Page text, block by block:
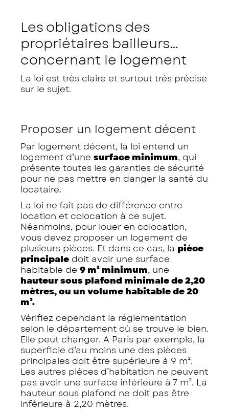
Les obligations des
propriétaires bailleurs…
concernant le logement
La loi est très claire et surtout très précise
sur le sujet.
Proposer un logement décent
Par logement décent, la loi entend un
logement d’une surface minimum, qui
présente toutes les garanties de sécurité
pour ne pas mettre en danger la santé du
locataire.
La loi ne fait pas de différence entre
location et colocation à ce sujet.
Néanmoins, pour louer en colocation,
vous devez proposer un logement de
plusieurs pièces. Et dans ce cas, la pièce
principale doit avoir une surface
habitable de 9 m² minimum, une
hauteur sous plafond minimale de 2,20
mètres, ou un volume habitable de 20
m³.
Vérifiez cependant la réglementation
selon le département où se trouve le bien.
Elle peut changer. A Paris par exemple, la
superficie d’au moins une des pièces
principales doit être supérieure à 9 m².
Les autres pièces d’habitation ne peuvent
pas avoir une surface inférieure à 7 m². La
hauteur sous plafond ne doit pas être
inférieure à 2,20 mètres.